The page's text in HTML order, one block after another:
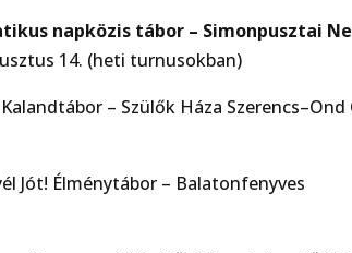
napközis tábor – Simonpusztai
14. (heti turnusokban)
– Szülők Háza
Jót! Élménytábor – Balatonfenyves